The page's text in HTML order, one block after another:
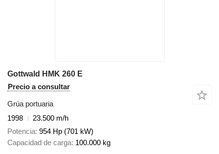
Gottwald HMK 260 E
Precio a consultar
Grúa portuaria
1998
23.500 m/h
Potencia 954 Hp (701 kW)
Capacidad de carga 100.000 kg